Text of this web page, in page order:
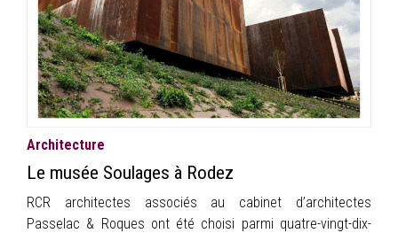
Architecture
Le musée Soulages à Rodez
RCR architectes associés au cabinet d’architectes
Passelac & Roques ont été choisi parmi quatre-vingt-dix-